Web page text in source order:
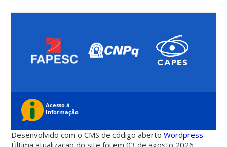
Desenvolvido com o CMS de código abertoWordpress
Última atualização do site foi em 03 de agosto 2026 -